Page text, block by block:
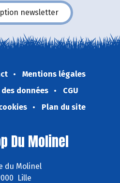
newsletter
Mentions légales
données
CGU
Plan du site
Du Molinel
du Molinel
Lille